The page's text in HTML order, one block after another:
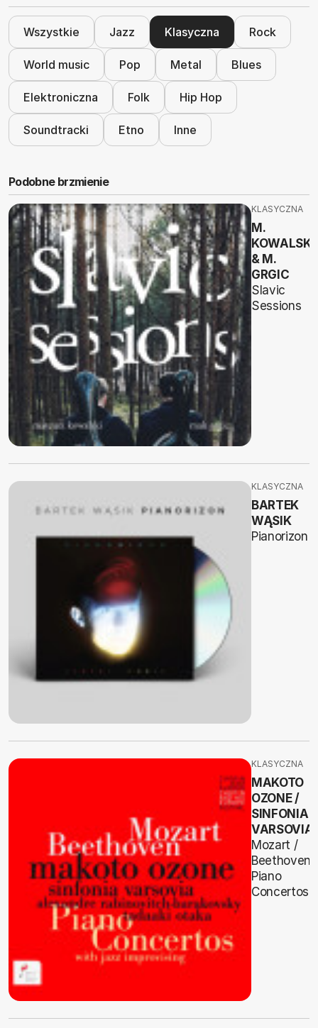
Wszystkie Jazz Klasyczna Rock
World music Pop Metal Blues
Elektroniczna Folk Hip Hop
Soundtracki Etno Inne
Podobne brzmienie
KLASYCZNA
M.
KOWALSKI
& M.
GRGIC
Slavic
Sessions
KLASYCZNA
BARTEK
WĄSIK
Pianorizon
KLASYCZNA
MAKOTO
OZONE /
SINFONIA
VARSOVIA
Mozart /
Beethoven
Piano
Concertos